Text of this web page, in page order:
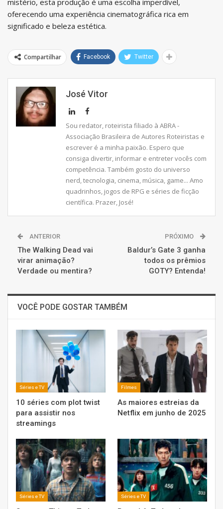
oferecendo uma experiência cinematográfica rica em
significado e beleza estética.
Compartilhar Facebook Twitter
José Vitor
Sou redator, roteirista filiado à ABRA -
Associação Brasileira de Autores Roteiristas e
escrever é a minha paixão. Espero que
consiga divertir, informar e entreter vocês com
competência. Também gosto do universo
nerd, tecnologia, cinema, música, game... Amo
quadrinhos, jogos de RPG e séries de ficção
científica. Prazer, José!
ANTERIOR
The Walking Dead vai
virar animação?
Verdade ou mentira?
PRÓXIMO
Baldur’s Gate 3 ganha
todos os prêmios
GOTY? Entenda!
VOCÊ PODE GOSTAR TAMBÉM
Séries e TV
10 séries com plot twist
para assistir nos
streamings
Filmes
As maiores estreias da
Netflix em junho de 2025
Séries e TV Séries e TV